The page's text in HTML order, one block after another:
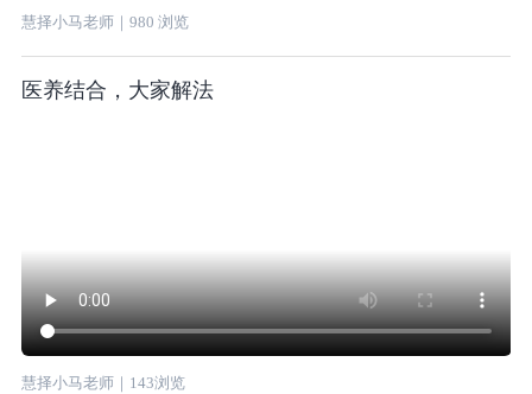
慧择小马老师｜ 980 浏览
医养结合，大家解法
慧择小马老师｜ 143浏览